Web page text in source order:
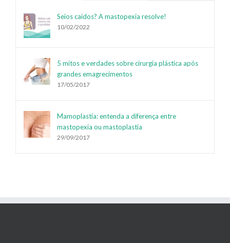
Seios caídos? A mastopexia resolve!
10/02/2022
5 mitos e verdades sobre cirurgia plástica após
grandes emagrecimentos
17/05/2017
Mamoplastia: entenda a diferença entre
mastopexia ou mastoplastia
29/09/2017